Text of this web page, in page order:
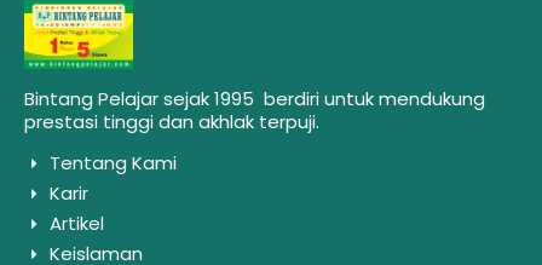
Bintang Pelajar sejak 1995 berdiri untuk mendukung
prestasi tinggi dan akhlak terpuji.
Tentang Kami
Karir
Artikel
Keislaman